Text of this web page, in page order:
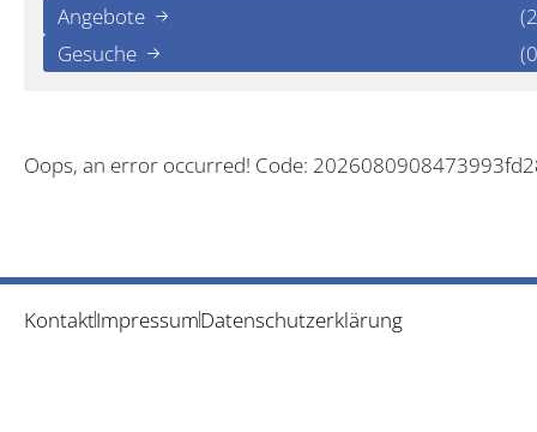
Angebote
Gesuche
Oops, an error occurred! Code:
KontaktImpressumDatenschutzerklärung